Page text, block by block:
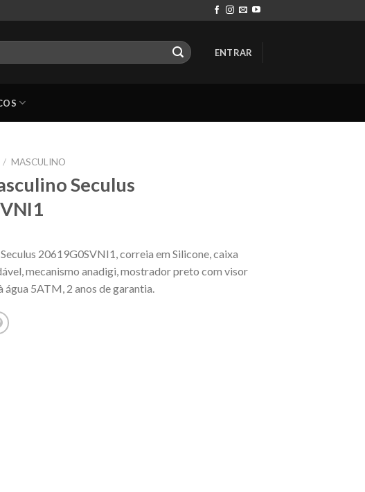
ENTRAR
/ MASCULINO
Seculus
20619G0SVNI1, correia em Silicone, caixa
mecanismo anadigi, mostrador preto com visor
5ATM, 2 anos de garantia.